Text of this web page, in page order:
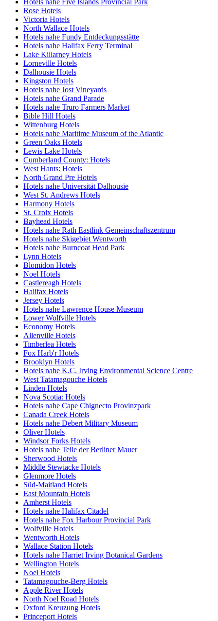
Hotels nahe Five Islands Provincial Park
Rose Hotels
Victoria Hotels
North Wallace Hotels
Hotels nahe Fundy Entdeckungsstätte
Hotels nahe Halifax Ferry Terminal
Lake Killarney Hotels
Lorneville Hotels
Dalhousie Hotels
Kingston Hotels
Hotels nahe Jost Vineyards
Hotels nahe Grand Parade
Hotels nahe Truro Farmers Market
Bible Hill Hotels
Wittenburg Hotels
Hotels nahe Maritime Museum of the Atlantic
Green Oaks Hotels
Lewis Lake Hotels
Cumberland County: Hotels
West Hants: Hotels
North Grand Pre Hotels
Hotels nahe Universität Dalhousie
West St. Andrews Hotels
Harmony Hotels
St. Croix Hotels
Bayhead Hotels
Hotels nahe Rath Eastlink Gemeinschaftszentrum
Hotels nahe Skigebiet Wentworth
Hotels nahe Burncoat Head Park
Lynn Hotels
Blomidon Hotels
Noel Hotels
Castlereagh Hotels
Halifax Hotels
Jersey Hotels
Hotels nahe Lawrence House Museum
Lower Wolfville Hotels
Economy Hotels
Allenville Hotels
Timberlea Hotels
Fox Harb'r Hotels
Brooklyn Hotels
Hotels nahe K.C. Irving Environmental Science Centre
West Tatamagouche Hotels
Linden Hotels
Nova Scotia: Hotels
Hotels nahe Cape Chignecto Provinzpark
Canada Creek Hotels
Hotels nahe Debert Military Museum
Oliver Hotels
Windsor Forks Hotels
Hotels nahe Teile der Berliner Mauer
Sherwood Hotels
Middle Stewiacke Hotels
Glenmore Hotels
Süd-Maitland Hotels
East Mountain Hotels
Amherst Hotels
Hotels nahe Halifax Citadel
Hotels nahe Fox Harbour Provincial Park
Wolfville Hotels
Wentworth Hotels
Wallace Station Hotels
Hotels nahe Harriet Irving Botanical Gardens
Wellington Hotels
Noel Hotels
Tatamagouche-Berg Hotels
Apple River Hotels
North Noel Road Hotels
Oxford Kreuzung Hotels
Princeport Hotels